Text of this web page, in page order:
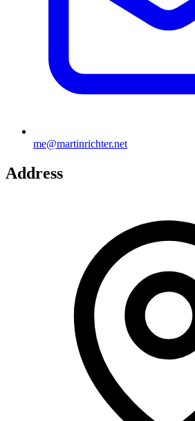
me@martinrichter.net
Address